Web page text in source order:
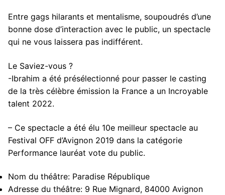
Entre gags hilarants et mentalisme, soupoudrés d’une
bonne dose d’interaction avec le public, un spectacle
qui ne vous laissera pas indifférent.
Le Saviez-vous ?
-Ibrahim a été présélectionné pour passer le casting
de la très célèbre émission la France a un Incroyable
talent 2022.
– Ce spectacle a été élu 10e meilleur spectacle au
Festival OFF d’Avignon 2019 dans la catégorie
Performance lauréat vote du public.
Nom du théâtre: Paradise République
Adresse du théâtre: 9 Rue Mignard, 84000 Avignon